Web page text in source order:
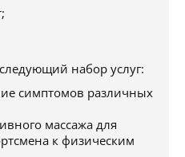
набор услуг:
симптомов различных
массажа для
к физическим